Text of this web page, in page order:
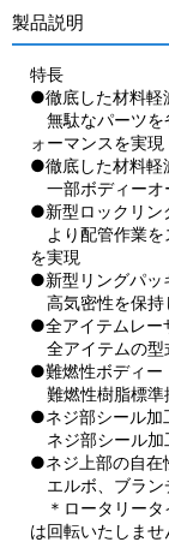
製品説明
特長
●徹底した材料軽
無駄なパーツを
ォーマンスを実現
●徹底した材料軽
一部ボディーオ
●新型ロックリン
より配管作業を
を実現
●新型リングパッ
高気密性を保持
●全アイテムレー
全アイテムの型
●難燃性ボディー
難燃性樹脂標準
●ネジ部シール加
ネジ部シール加
●ネジ上部の自在
エルボ、ブラン
＊ロータリータ
は回転いたしませ